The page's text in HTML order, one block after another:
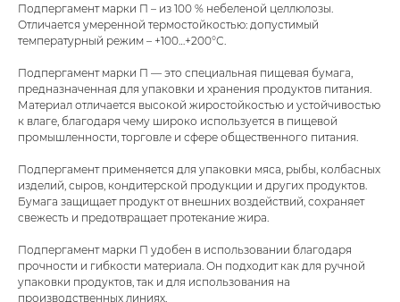
Подпергамент марки П – из 100 % небеленой целлюлозы.
Отличается умеренной термостойкостью: допустимый
температурный режим – +100…+200°С.
Подпергамент марки П — это специальная пищевая бумага,
предназначенная для упаковки и хранения продуктов питания.
Материал отличается высокой жиростойкостью и устойчивостью
к влаге, благодаря чему широко используется в пищевой
промышленности, торговле и сфере общественного питания.
Подпергамент применяется для упаковки мяса, рыбы, колбасных
изделий, сыров, кондитерской продукции и других продуктов.
Бумага защищает продукт от внешних воздействий, сохраняет
свежесть и предотвращает протекание жира.
Подпергамент марки П удобен в использовании благодаря
прочности и гибкости материала. Он подходит как для ручной
упаковки продуктов, так и для использования на
производственных линиях.